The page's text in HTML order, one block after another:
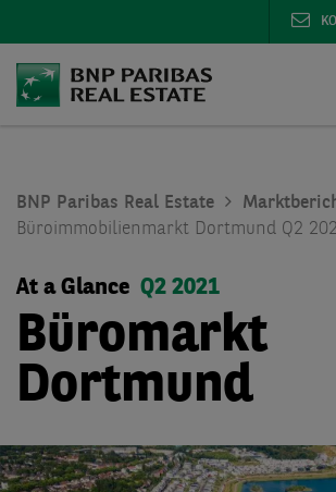
BNP Paribas Real Estate
Büroimmobilienmarkt Dortmund Q2
At a Glance Q2 2021
Büromarkt
Dortmund